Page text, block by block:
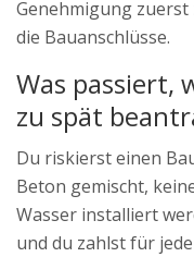
Genehmigung
die Bauanschlüsse.
Was passiert,
zu spät
Du riskierst einen
Beton gemischt,
Wasser installiert
und du zahlst für